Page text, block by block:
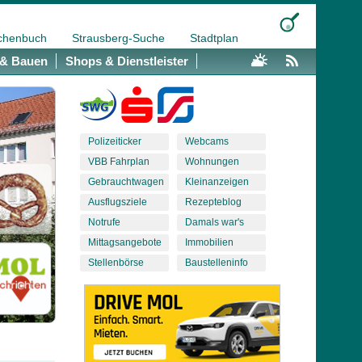
Strausberg-Suche Stadtplan
Bauen Shops & Dienstleister
Polizeiticker
VBB Fahrplan
Gebrauchtwagen
Ausflugsziele
Notrufe
Mittagsangebote
Stellenbörse
Webcams
Wohnungen
Kleinanzeigen
Rezepteblog
Damals war's
Immobilien
Baustelleninfo